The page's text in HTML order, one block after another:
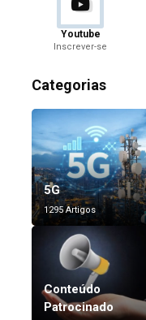
Youtube
Inscrever-se
Categorias
5G
1295 Artigos
Conteúdo
Patrocinado